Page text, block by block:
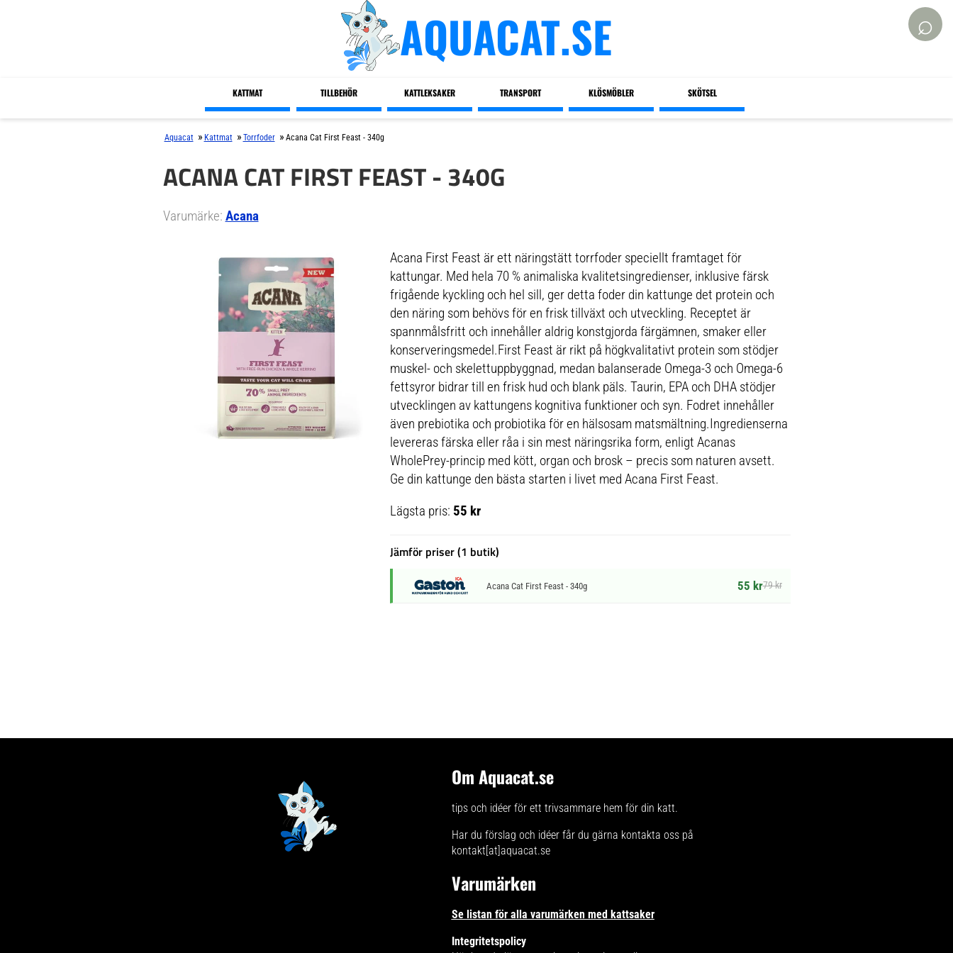
AQUACAT.SE ⌕
KATTMAT TILLBEHÖR KATTLEKSAKER TRANSPORT KLÖSMÖBLER SKÖTSEL
Aquacat » Kattmat » Torrfoder » Acana Cat First Feast - 340g
ACANA CAT FIRST FEAST - 340G
Varumärke: Acana
Acana First Feast är ett näringstätt torrfoder speciellt framtaget för
kattungar. Med hela 70 % animaliska kvalitetsingredienser, inklusive färsk
frigående kyckling och hel sill, ger detta foder din kattunge det protein och
den näring som behövs för en frisk tillväxt och utveckling. Receptet är
spannmålsfritt och innehåller aldrig konstgjorda färgämnen, smaker eller
konserveringsmedel.First Feast är rikt på högkvalitativt protein som stödjer
muskel- och skelettuppbyggnad, medan balanserade Omega-3 och Omega-6
fettsyror bidrar till en frisk hud och blank päls. Taurin, EPA och DHA stödjer
utvecklingen av kattungens kognitiva funktioner och syn. Fodret innehåller
även prebiotika och probiotika för en hälsosam matsmältning.Ingredienserna
levereras färska eller råa i sin mest näringsrika form, enligt Acanas
WholePrey-princip med kött, organ och brosk – precis som naturen avsett.
Ge din kattunge den bästa starten i livet med Acana First Feast.
Lägsta pris: 55 kr
Jämför priser (1 butik)
Acana Cat First Feast - 340g 55 kr79 kr
Om Aquacat.se
tips och idéer för ett trivsammare hem för din katt.
Har du förslag och idéer får du gärna kontakta oss på
kontakt[at]aquacat.se
Varumärken
Se listan för alla varumärken med kattsaker
Integritetspolicy